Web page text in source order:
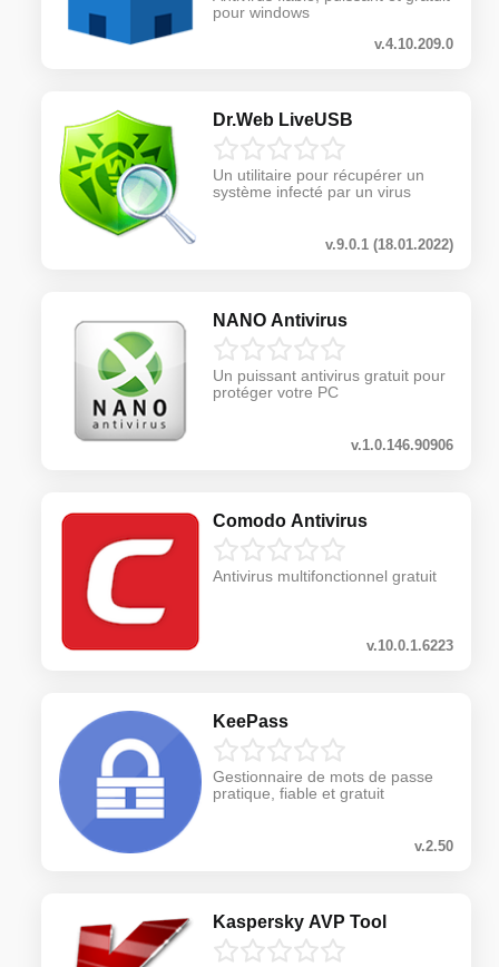
pour windows
v.4.10.209.0
Dr.Web LiveUSB
Un utilitaire pour récupérer un
système infecté par un virus
v.9.0.1 (18.01.2022)
NANO Antivirus
Un puissant antivirus gratuit pour
protéger votre PC
v.1.0.146.90906
Comodo Antivirus
Antivirus multifonctionnel gratuit
v.10.0.1.6223
KeePass
Gestionnaire de mots de passe
pratique, fiable et gratuit
v.2.50
Kaspersky AVP Tool